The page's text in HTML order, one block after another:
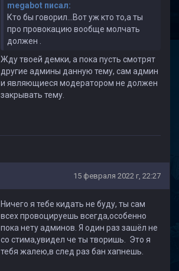
megabot писал:
Кто бы говорил...Вот уж кто то,а ты
про провокацию вообще молчать
должен .
Жду твоей демки, а пока пусть смотрят
другие админы данную тему, сам админ
и являющиеся модератором не должен
закрывать тему.
15 февраля 2022 г, 22:27
Ничего я тебе кидать не буду, ты сам
всех провоцируешь всегда,особенно
пока нету админов. Я один раз зашёл не
со стима,увидел че ты творишь. Это я
тебя жалею,в след раз бан хапнешь.